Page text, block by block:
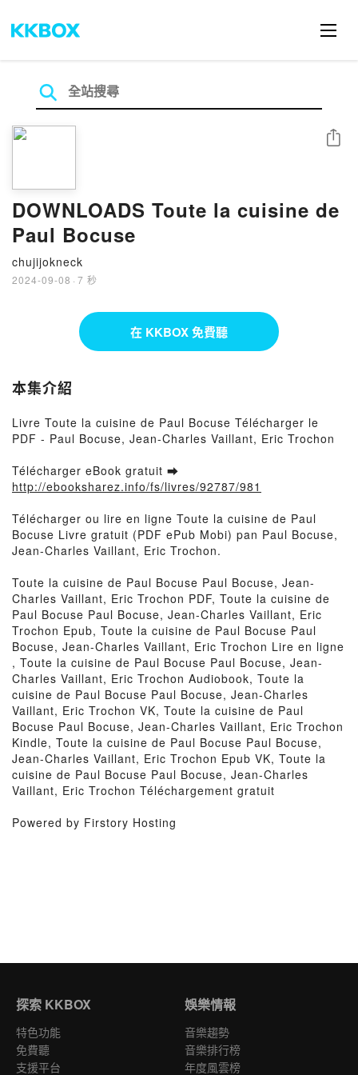
DOWNLOADS Toute la cuisine de
Paul Bocuse
chujijokneck
2024-09-08 · 7 秒
分享
在 KKBOX 免費聽
本集介紹
Livre Toute la cuisine de Paul Bocuse Télécharger le
PDF - Paul Bocuse, Jean-Charles Vaillant, Eric Trochon
Télécharger eBook gratuit ➡
http://ebooksharez.info/fs/livres/92787/981
Télécharger ou lire en ligne Toute la cuisine de Paul
Bocuse Livre gratuit (PDF ePub Mobi) pan Paul Bocuse,
Jean-Charles Vaillant, Eric Trochon.
Toute la cuisine de Paul Bocuse Paul Bocuse, Jean-
Charles Vaillant, Eric Trochon PDF, Toute la cuisine de
Paul Bocuse Paul Bocuse, Jean-Charles Vaillant, Eric
Trochon Epub, Toute la cuisine de Paul Bocuse Paul
Bocuse, Jean-Charles Vaillant, Eric Trochon Lire en ligne
, Toute la cuisine de Paul Bocuse Paul Bocuse, Jean-
Charles Vaillant, Eric Trochon Audiobook, Toute la
cuisine de Paul Bocuse Paul Bocuse, Jean-Charles
Vaillant, Eric Trochon VK, Toute la cuisine de Paul
Bocuse Paul Bocuse, Jean-Charles Vaillant, Eric Trochon
Kindle, Toute la cuisine de Paul Bocuse Paul Bocuse,
Jean-Charles Vaillant, Eric Trochon Epub VK, Toute la
cuisine de Paul Bocuse Paul Bocuse, Jean-Charles
Vaillant, Eric Trochon Téléchargement gratuit
Powered by Firstory Hosting
探索 KKBOX
特色功能
免費聽
支援平台
娛樂情報
音樂趨勢
音樂排行榜
年度風雲榜